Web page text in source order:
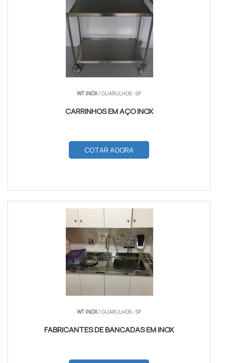
WT INOX/ GUARULHOS - SP
CARRINHOS EM AÇO INOX
COTAR AGORA
WT INOX/ GUARULHOS - SP
FABRICANTES DE BANCADAS EM INOX